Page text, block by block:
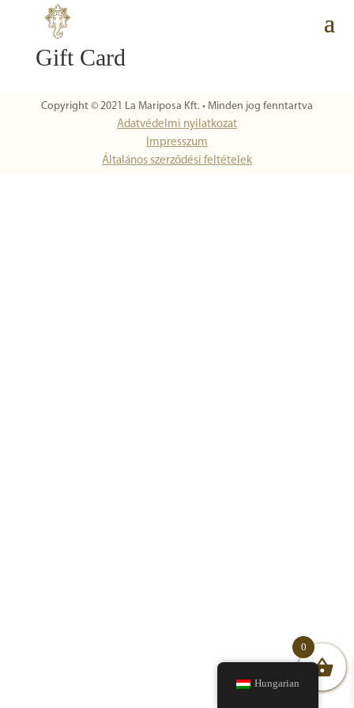
Gift Card
Copyright © 2021 La Mariposa Kft. • Minden jog fenntartva
Adatvédelmi nyilatkozat
Impresszum
Általános szerződési feltételek
Hungarian
0